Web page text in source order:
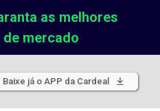
as melhores
mercado
Baixe já o APP da Cardeal